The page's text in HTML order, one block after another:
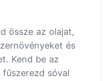
össze az olajat,
és
Kend be az
sóval